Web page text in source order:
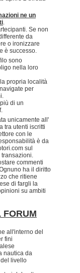
ne un
Se non
da
o ironizzare
è successo.
sono
nella loro
propria località
per
di un
unicamente all'
tra utenti iscritti
con le
è da
sul
commenti
ha il diritto
che ritiene
di fargli la
su ambiti
FORUM
all'interno del
fini
nautica da
livello